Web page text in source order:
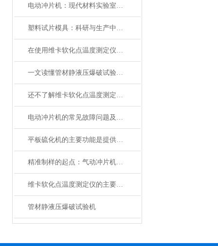
电动冲片机：现代材料实验室的高效制样利器
塑料试片模具：科研与生产中的高效工具
在使用维卡软化点温度测定仪时，需要注意以下几点
一文读懂管材静液压爆破试验机，一起来了解下吧！
还不了解维卡软化点温度测定仪的看过来！
电动冲片机的常见故障问题及解决方法分享
平板硫化机的主要功能是提供硫化所需的压力和温度
精准制样的起点：气动冲片机在材料检测中的关键作用与深度剖析
维卡软化点温度测定仪的主要结构和工作原理
管材静液压爆破试验机